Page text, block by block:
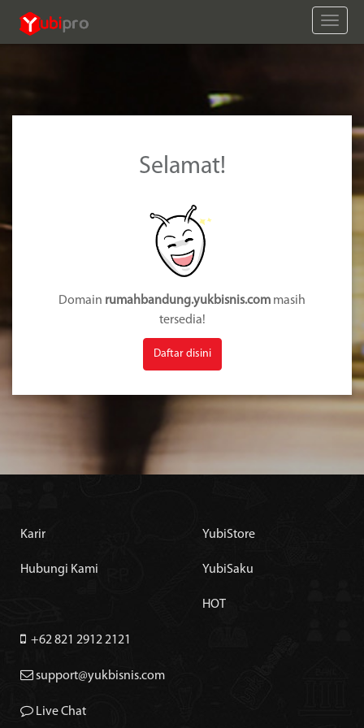
Toggle
Selamat!
Domain rumahbandung.yukbisnis.com masih
tersedia!
Daftar disini
Karir
Hubungi Kami
YubiStore
YubiSaku
HOT
+62 821 2912 2121
support@yukbisnis.com
Live Chat